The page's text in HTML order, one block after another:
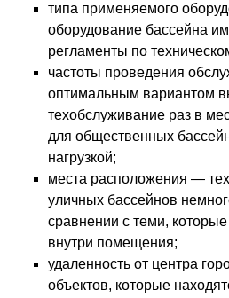
типа применяемого
оборудование бассейна
регламенты по
частоты проведения
оптимальным вариантом
техобслуживание раз в
для общественных
нагрузкой;
места расположения —
уличных бассейнов
сравнении с теми,
внутри помещения;
удаленность от центра
объектов, которые